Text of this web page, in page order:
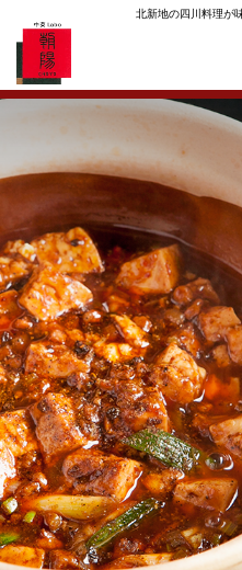
北新地の四川料理が